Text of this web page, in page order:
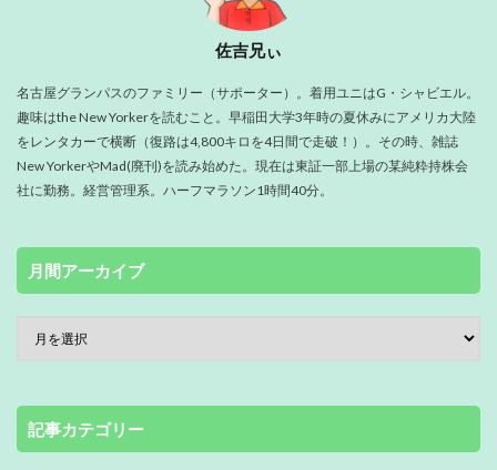
佐吉兄ぃ
名古屋グランパスのファミリー（サポーター）。着用ユニはG・シャビエル。
趣味はthe New Yorkerを読むこと。早稲田大学3年時の夏休みにアメリカ大陸
をレンタカーで横断（復路は4,800キロを4日間で走破！）。その時、雑誌
New YorkerやMad(廃刊)を読み始めた。現在は東証一部上場の某純粋持株会
社に勤務。経営管理系。ハーフマラソン1時間40分。
月間アーカイブ
記事カテゴリー